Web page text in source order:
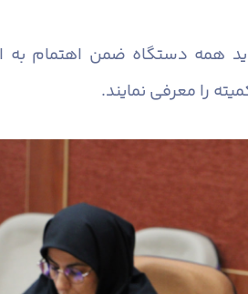
همه دستگاه ضمن اهتمام
را معرفی نمایند.